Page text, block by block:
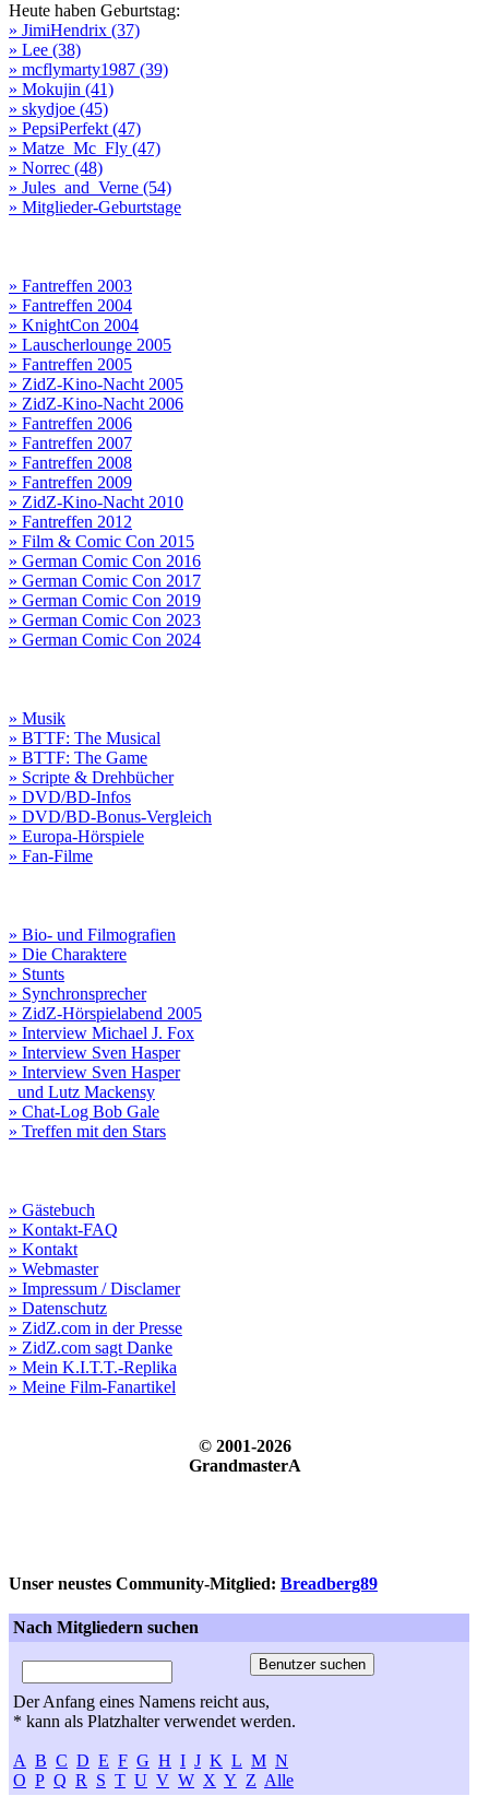
Heute haben Geburtstag:
» JimiHendrix (37)
» Lee (38)
» mcflymarty1987 (39)
» Mokujin (41)
» skydjoe (45)
» PepsiPerfekt (47)
» Matze_Mc_Fly (47)
» Norrec (48)
» Jules_and_Verne (54)
» Mitglieder-Geburtstage
» Fantreffen 2003
» Fantreffen 2004
» KnightCon 2004
» Lauscherlounge 2005
» Fantreffen 2005
» ZidZ-Kino-Nacht 2005
» ZidZ-Kino-Nacht 2006
» Fantreffen 2006
» Fantreffen 2007
» Fantreffen 2008
» Fantreffen 2009
» ZidZ-Kino-Nacht 2010
» Fantreffen 2012
» Film & Comic Con 2015
» German Comic Con 2016
» German Comic Con 2017
» German Comic Con 2019
» German Comic Con 2023
» German Comic Con 2024
» Musik
» BTTF: The Musical
» BTTF: The Game
» Scripte & Drehbücher
» DVD/BD-Infos
» DVD/BD-Bonus-Vergleich
» Europa-Hörspiele
» Fan-Filme
» Bio- und Filmografien
» Die Charaktere
» Stunts
» Synchronsprecher
» ZidZ-Hörspielabend 2005
» Interview Michael J. Fox
» Interview Sven Hasper
» Interview Sven Hasper
und Lutz Mackensy
» Chat-Log Bob Gale
» Treffen mit den Stars
» Gästebuch
» Kontakt-FAQ
» Kontakt
» Webmaster
» Impressum / Disclamer
» Datenschutz
» ZidZ.com in der Presse
» ZidZ.com sagt Danke
» Mein K.I.T.T.-Replika
» Meine Film-Fanartikel
© 2001-2026
GrandmasterA
Unser neustes Community-Mitglied: Breadberg89
Nach Mitgliedern suchen
Der Anfang eines Namens reicht aus,
* kann als Platzhalter verwendet werden.
A B C D E F G H I J K L M N
O P Q R S T U V W X Y Z Alle